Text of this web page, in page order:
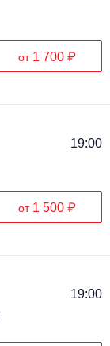
от 1 700 ₽
19:00
от 1 500 ₽
19:00